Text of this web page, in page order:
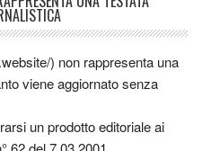
) non rappresenta una
viene aggiornato senza
un prodotto editoriale ai